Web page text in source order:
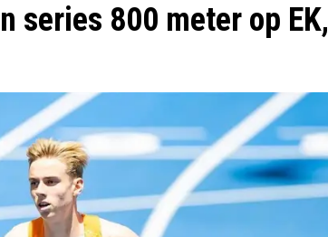
series 800 meter op EK,